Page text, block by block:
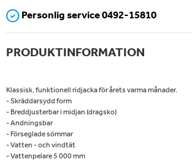
Personlig service 0492-15810
PRODUKTINFORMATION
Klassisk, funktionell ridjacka för årets varma månader.
- Skräddarsydd form
- Breddjusterbar i midjan (dragsko)
- Andningsbar
- Förseglade sömmar
- Vatten - och vindtät
- Vattenpelare 5 000 mm